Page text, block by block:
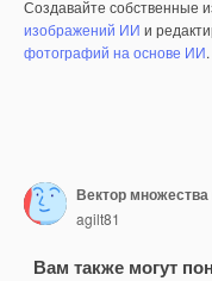
Создавайте собственные
изображений ИИ и
фотографий на основе ИИ.
Вектор множества
agilt81
Вам также могут